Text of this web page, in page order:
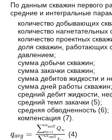
По данным скважин первого
средние и интегральные
количество добывающих
количество нагнетательных
количество проектных
доля скважин, работающих
давлением;
сумма добычи скважин;
сумма закачки скважин;
сумма дебитов жидкости и
сумма дней работы скважин;
средний дебит жидкости,
средний темп закачки (5);
средняя обводненность (6);
компенсация (7).
∑w=inwe (4)